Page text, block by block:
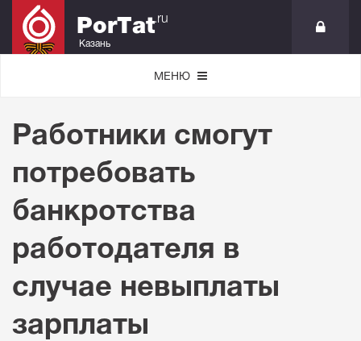
PorTat.ru
Казань
МЕНЮ
Работники смогут
потребовать
банкротства
работодателя в
случае невыплаты
зарплаты